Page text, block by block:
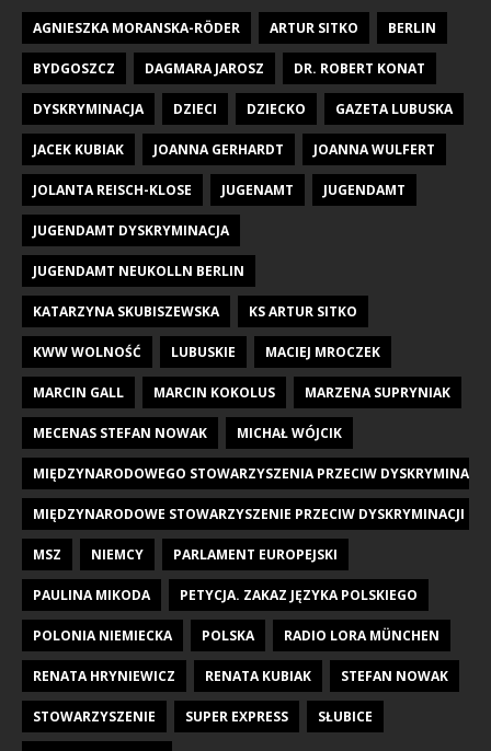
AGNIESZKA MORANSKA-RÖDER ARTUR SITKO BERLIN
BYDGOSZCZ DAGMARA JAROSZ DR. ROBERT KONAT
DYSKRYMINACJA DZIECI DZIECKO GAZETA LUBUSKA
JACEK KUBIAK JOANNA GERHARDT JOANNA WULFERT
JOLANTA REISCH-KLOSE JUGENAMT JUGENDAMT
JUGENDAMT DYSKRYMINACJA
JUGENDAMT NEUKOLLN BERLIN
KATARZYNA SKUBISZEWSKA KS ARTUR SITKO
KWW WOLNOŚĆ LUBUSKIE MACIEJ MROCZEK
MARCIN GALL MARCIN KOKOLUS MARZENA SUPRYNIAK
MECENAS STEFAN NOWAK MICHAŁ WÓJCIK
MIĘDZYNARODOWEGO STOWARZYSZENIA PRZECIW
MIĘDZYNARODOWE STOWARZYSZENIE PRZECIW DYSKRYMINACJI
MSZ NIEMCY PARLAMENT EUROPEJSKI
PAULINA MIKODA PETYCJA. ZAKAZ JĘZYKA POLSKIEGO
POLONIA NIEMIECKA POLSKA RADIO LORA MÜNCHEN
RENATA HRYNIEWICZ RENATA KUBIAK STEFAN NOWAK
STOWARZYSZENIE SUPER EXPRESS SŁUBICE